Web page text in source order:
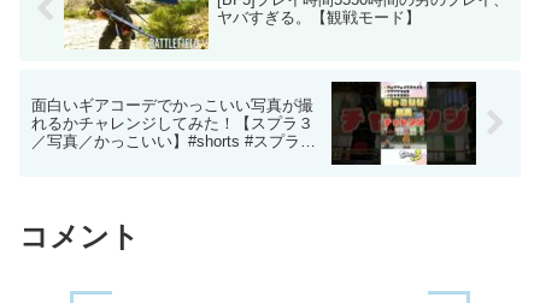
ヤバすぎる。【観戦モード】
面白いギアコーデでかっこいい写真が撮
れるかチャレンジしてみた！【スプラ３
／写真／かっこいい】#shorts #スプラト
コメント